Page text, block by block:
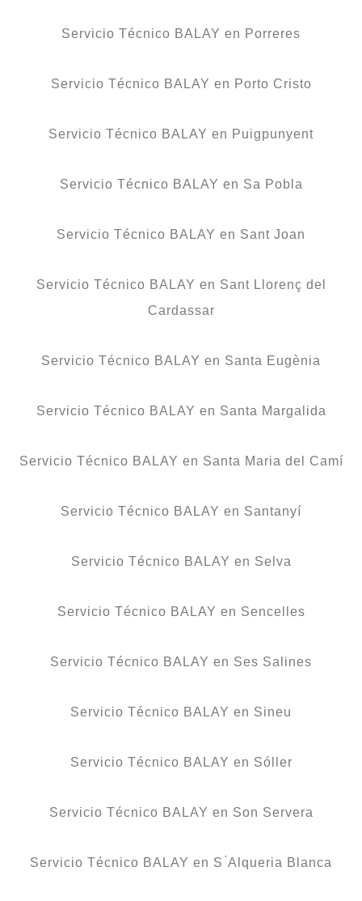
Servicio Técnico BALAY en Porreres
Servicio Técnico BALAY en Porto Cristo
Servicio Técnico BALAY en Puigpunyent
Servicio Técnico BALAY en Sa Pobla
Servicio Técnico BALAY en Sant Joan
Servicio Técnico BALAY en Sant Llorenç del
Cardassar
Servicio Técnico BALAY en Santa Eugènia
Servicio Técnico BALAY en Santa Margalida
Servicio Técnico BALAY en Santa Maria del Camí
Servicio Técnico BALAY en Santanyí
Servicio Técnico BALAY en Selva
Servicio Técnico BALAY en Sencelles
Servicio Técnico BALAY en Ses Salines
Servicio Técnico BALAY en Sineu
Servicio Técnico BALAY en Sóller
Servicio Técnico BALAY en Son Servera
Servicio Técnico BALAY en S ́Alqueria Blanca